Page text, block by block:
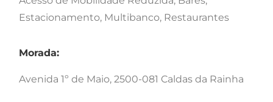
Estacionamento, Multibanco, Restaurantes
Morada:
Avenida 1º de Maio, 2500-081 Caldas da Rainha